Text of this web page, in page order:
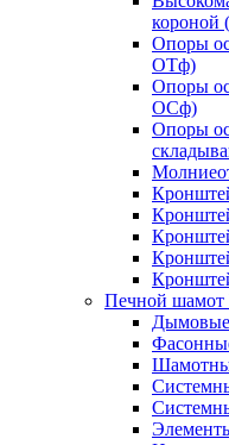
Опоры
ОТф)
Опоры
ОСф)
Опоры
Печной шамот